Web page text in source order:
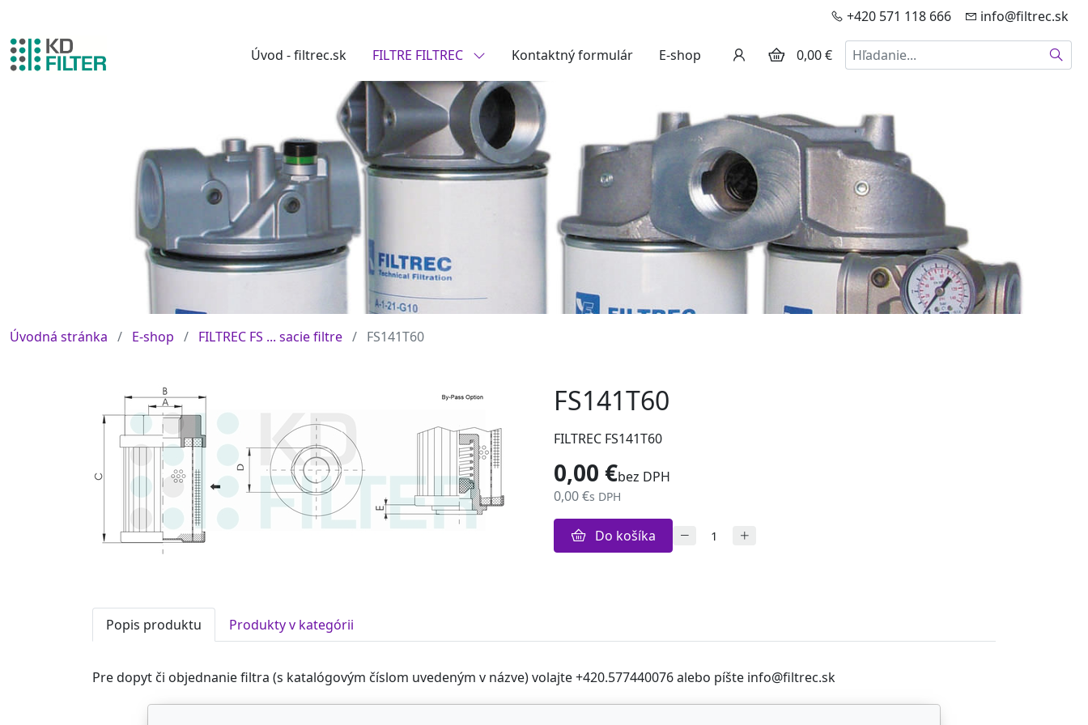
+420 571 118 666 info@filtrec.sk
Úvod - filtrec.sk FILTRE FILTREC Kontaktný formulár E-shop 0,00 € Hľadať
Úvodná stránka E-shop FILTREC FS ... sacie filtre FS141T60
FS141T60
FILTREC FS141T60
0,00 €bez DPH
0,00 €s DPH
Do košíka
Popis produktu Produkty v kategórii
Pre dopyt či objednanie filtra (s katalógovým číslom uvedeným v názve) volajte +420.577440076 alebo píšte info@filtrec.sk